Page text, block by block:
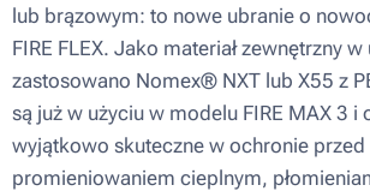
lub brązowym: to nowe ubranie o
FIRE FLEX. Jako materiał zewnętrzny
zastosowano Nomex® NXT lub X55 z
są już w użyciu w modelu FIRE MAX 3 i
wyjątkowo skuteczne w ochronie przed
promieniowaniem cieplnym,